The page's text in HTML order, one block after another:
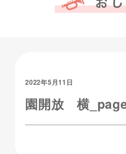
2022年5月11日
園開放 横